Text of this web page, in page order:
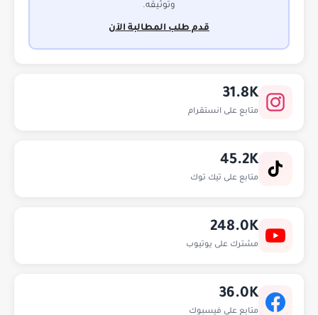
وتوثيقه.
قدم طلب المطالبة الآن
31.8K
متابع على انستقرام
45.2K
متابع على تيك توك
248.0K
مشترك على يوتيوب
36.0K
متابع على فيسبوك